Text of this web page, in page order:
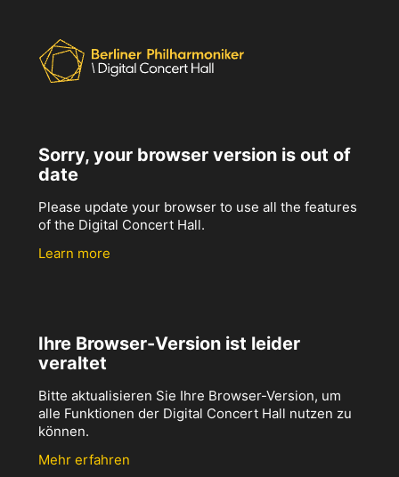
Sorry, your browser version is out of
date
Please update your browser to use all the features
of the Digital Concert Hall.
Learn more
Ihre Browser-Version ist leider
veraltet
Bitte aktualisieren Sie Ihre Browser-Version, um
alle Funktionen der Digital Concert Hall nutzen zu
können.
Mehr erfahren